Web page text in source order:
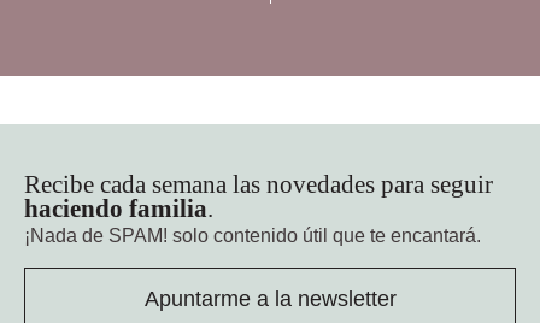
Recibe cada semana las novedades para seguir
haciendo familia.
¡Nada de SPAM! solo contenido útil que te encantará.
Apuntarme a la newsletter